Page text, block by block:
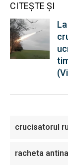
CITEȘTE ȘI
crucisatorul
racheta